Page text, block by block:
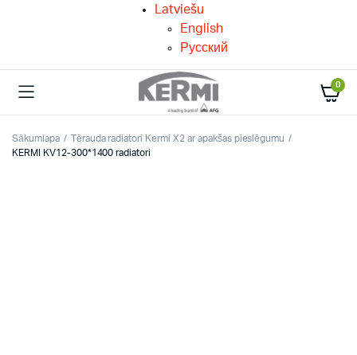
Latviešu
English
Русский
0
Sākumlapa
Tērauda radiatori Kermi X2 ar apakšas pieslēgumu
KERMI KV12-300*1400 radiatori